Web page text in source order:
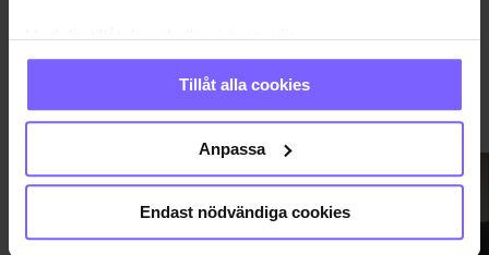
Med din tillåtelse skulle vi även vilja:
Samla in information om din geografiska plats
som kan ha en noggrannhet på upp till flera meter
Identifiera din enhet genom att aktivt skanna den
för specifika kännetecken (fingeravtryck)
Ta reda på mer om hur dina personliga uppgifter
Du kan ändra eller dra tillbaka ditt samtycke när som
Tillåt alla cookies
Anpassa
Endast nödvändiga cookies
VIMMEL VISA MER VIMMEL